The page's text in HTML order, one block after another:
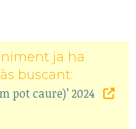
ja ha
buscant:
pot caure)’ 2024